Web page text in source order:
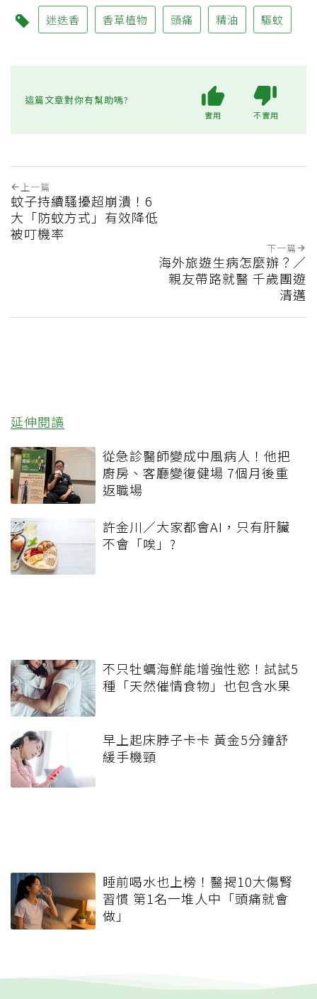
迷迭香 香草植物 頭痛 精油 驅蚊
這篇文章對你有幫助嗎?
實用 不實用
上一篇
蚊子持續騷擾超崩潰！6
大「防蚊方式」有效降低
被叮機率
下一篇
海外旅遊生病怎麼辦？／
親友帶路就醫 千歲團遊
清邁
延伸閱讀
從急診醫師變成中風病人！他把
廚房、客廳變復健場 7個月後重
返職場
許金川／大家都會AI，只有肝臟
不會「唉」?
不只牡蠣海鮮能增強性慾！試試5
種「天然催情食物」也包含水果
早上起床脖子卡卡 黃金5分鐘舒
緩手機頸
睡前喝水也上榜！醫揭10大傷腎
習慣 第1名一堆人中「頭痛就會
做」